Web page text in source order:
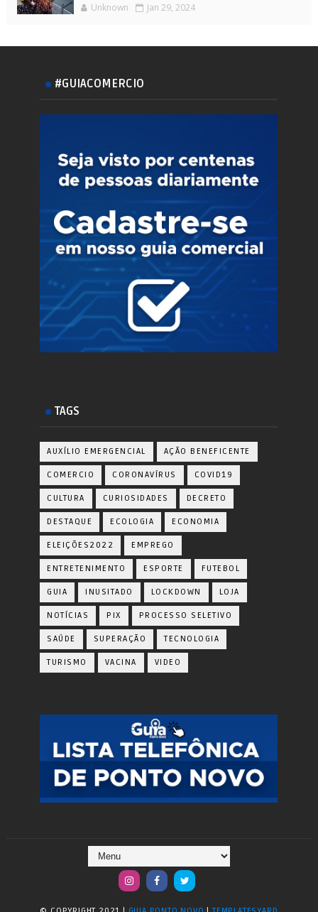
Unknown Jan 29, 2024
#GUIACOMERCIO
TAGS
AUXÍLIO EMERGENCIAL AÇÃO BENEFICENTE
COMERCIO CORONAVÍRUS COVID19
CULTURA CURIOSIDADES DECRETO
DESTAQUE ECOLOGIA ECONOMIA
ELEIÇÕES2022 EMPREGO
ENTRETENIMENTO ESPORTE FUTEBOL
GUIA INUSITADO LOCKDOWN LOJA
NOTÍCIAS PIX PROCESSO SELETIVO
SAÚDE SUPERAÇÃO TECNOLOGIA
TURISMO VACINA VIDEO